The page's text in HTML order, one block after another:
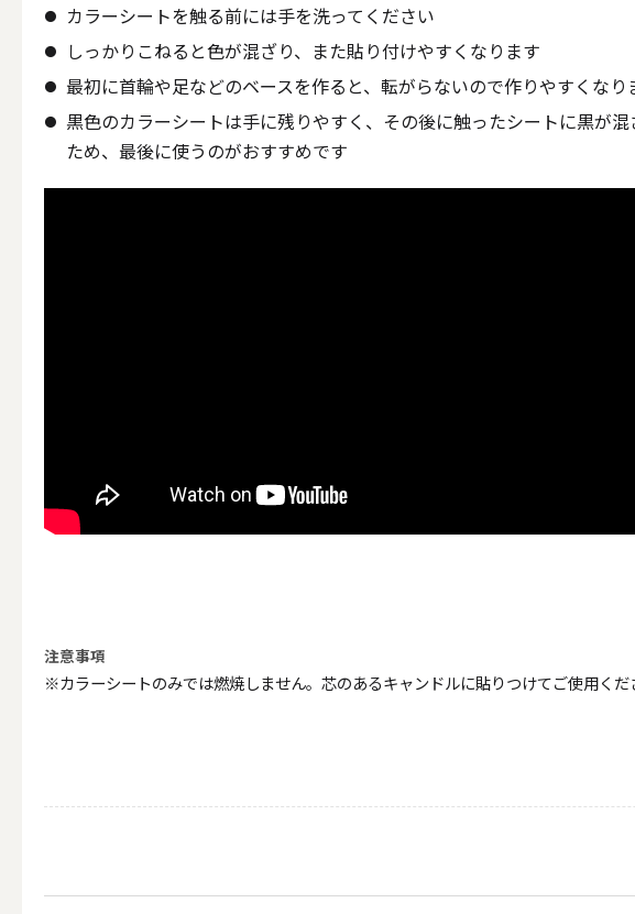
ALL
ボールキャンドル
（利用シーン）インテリア・日常
カラーシートを触る前には手を洗ってください
しっかりこねると色が混ざり、また貼り付けやすくなります
最初に首輪や足などのベースを作ると、転がらないので作りやすくなり
黒色のカラーシートは手に残りやすく、その後に触ったシートに黒が
ため、最後に使うのがおすすめです
注意事項
※カラーシートのみでは燃焼しません。芯のあるキャンドルに貼りつけてご使用くだ